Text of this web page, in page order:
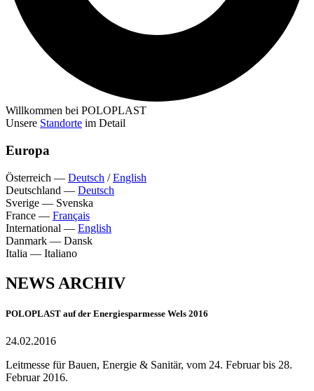
Willkommen bei POLOPLAST
Unsere Standorte im Detail
Europa
Österreich — Deutsch /English
Deutschland — Deutsch
Sverige — Svenska
France — Français
International — English
Danmark — Dansk
Italia — Italiano
NEWS ARCHIV
POLOPLAST auf der Energiesparmesse Wels 2016
24.02.2016
Leitmesse für Bauen, Energie & Sanitär, vom 24. Februar bis 28.
Februar 2016.